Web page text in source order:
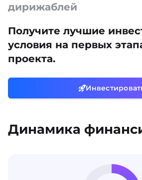
дирижаблей
Получите лучшие
условия на первых
проекта.
Динамика